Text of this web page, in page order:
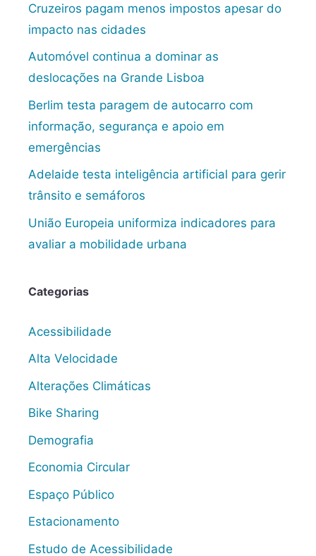
Cruzeiros pagam menos impostos apesar do
impacto nas cidades
Automóvel continua a dominar as
deslocações na Grande Lisboa
Berlim testa paragem de autocarro com
informação, segurança e apoio em
emergências
Adelaide testa inteligência artificial para gerir
trânsito e semáforos
União Europeia uniformiza indicadores para
avaliar a mobilidade urbana
Categorias
Acessibilidade
Alta Velocidade
Alterações Climáticas
Bike Sharing
Demografia
Economia Circular
Espaço Público
Estacionamento
Estudo de Acessibilidade